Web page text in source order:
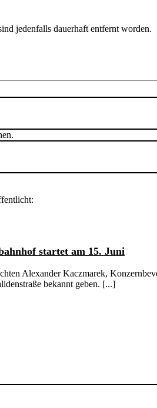
jedenfalls dauerhaft entfernt worden.
startet am 15. Juni
Alexander Kaczmarek,
bekannt geben. [...]